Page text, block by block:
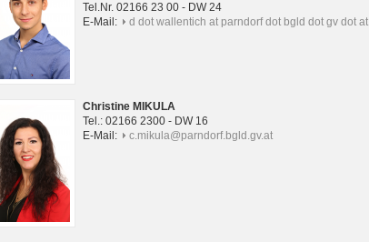
Tel.Nr. 02166 23 00 - DW 24
E-Mail:
d dot wallentich at parndorf dot bgld dot gv dot at
Christine MIKULA
Tel.: 02166 2300 - DW 16
E-Mail:
c.mikula@parndorf.bgld.gv.at